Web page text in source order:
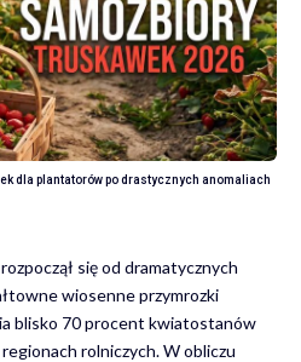
dla plantatorów po drastycznych anomaliach
się od dramatycznych
wiosenne przymrozki
blisko 70 procent kwiatostanów
rolniczych. W obliczu